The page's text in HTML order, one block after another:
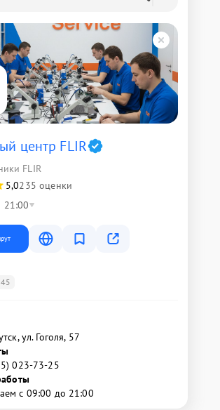
центр FLIR
FLIR
5,0235 оценки
21:00
ул. ​Гоголя, 57
023-73-25
с 09:00 до 21:00